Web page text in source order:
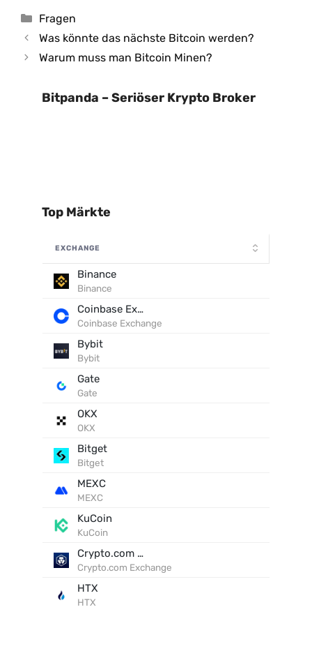
Kategorien
Fragen
Was könnte das nächste Bitcoin werden?
Warum muss man Bitcoin Minen?
Bitpanda – Seriöser Krypto Broker
Top Märkte
EXCHANGE
Binance
Binance
Coinbase Exchange
Coinbase Exchange
Bybit
Bybit
Gate
Gate
OKX
OKX
Bitget
Bitget
MEXC
MEXC
KuCoin
KuCoin
Crypto.com Exchange
Crypto.com Exchange
HTX
HTX